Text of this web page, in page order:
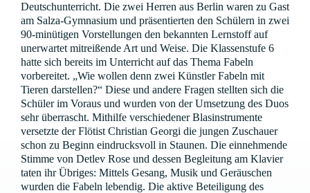
Deutschunterricht. Die zwei Herren aus Berlin waren zu Gast
am Salza-Gymnasium und präsentierten den Schülern in zwei
90-minütigen Vorstellungen den bekannten Lernstoff auf
unerwartet mitreißende Art und Weise. Die Klassenstufe 6
hatte sich bereits im Unterricht auf das Thema Fabeln
vorbereitet. „Wie wollen denn zwei Künstler Fabeln mit
Tieren darstellen?“ Diese und andere Fragen stellten sich die
Schüler im Voraus und wurden von der Umsetzung des Duos
sehr überrascht. Mithilfe verschiedener Blasinstrumente
versetzte der Flötist Christian Georgi die jungen Zuschauer
schon zu Beginn eindrucksvoll in Staunen. Die einnehmende
Stimme von Detlev Rose und dessen Begleitung am Klavier
taten ihr Übriges: Mittels Gesang, Musik und Geräuschen
wurden die Fabeln lebendig. Die aktive Beteiligung des